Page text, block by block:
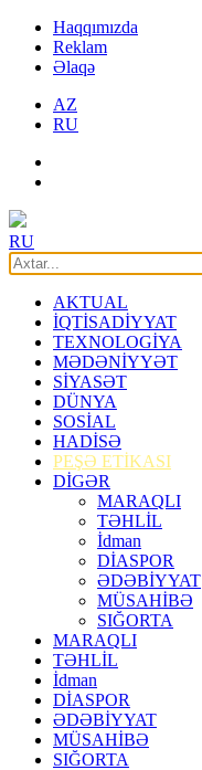
Haqqımızda
Reklam
Əlaqə
AZ
RU
RU
AKTUAL
İQTİSADİYYAT
TEXNOLOGİYA
MƏDƏNİYYƏT
SİYASƏT
DÜNYA
SOSİAL
HADİSƏ
PEŞƏ ETİKASI
DİGƏR
MARAQLI
TƏHLİL
İdman
DİASPOR
ƏDƏBİYYAT
MÜSAHİBƏ
SIĞORTA
MARAQLI
TƏHLİL
İdman
DİASPOR
ƏDƏBİYYAT
MÜSAHİBƏ
SIĞORTA